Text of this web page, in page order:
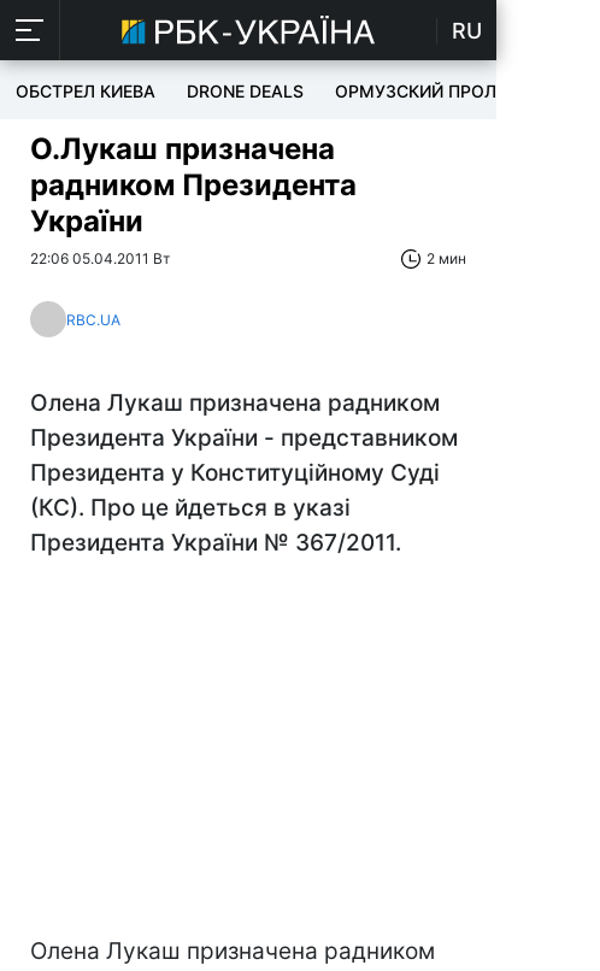
RU
ОБСТРЕЛ КИЕВА DRONE DEALS ОРМУЗСКИЙ ПРОЛИВ
О.Лукаш призначена
радником Президента
України
22:06 05.04.2011 Вт 2 мин
RBC.UA
Олена Лукаш призначена радником
Президента України - представником
Президента у Конституційному Суді
(КС). Про це йдеться в указі
Президента України № 367/2011.
Олена Лукаш призначена радником